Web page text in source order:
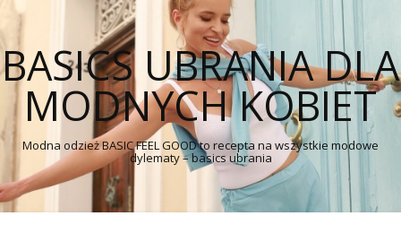
BASICS UBRANIA DLA
MODNYCH KOBIET
Modna odzież BASIC FEEL GOOD to recepta na wszystkie modowe
dylematy – basics ubrania